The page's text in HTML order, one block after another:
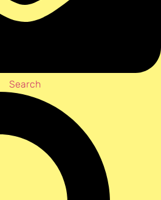
Search